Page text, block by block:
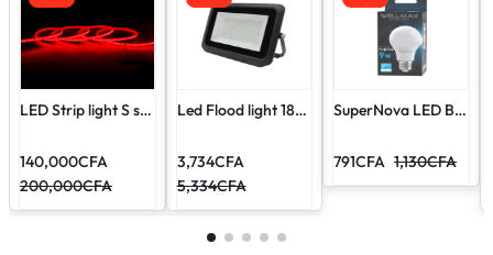
LED Strip light S series- Outdoor Color HV FPC width 8mm Rouge rouleau
140,000CFA
200,000CFA
Led Flood light 18W 100- 240V 6500K
3,734CFA
5,334CFA
SuperNova LED BULB 9W
791CFA 1,130CFA